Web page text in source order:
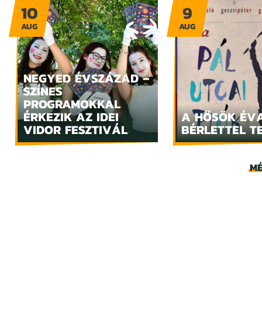
NEGYED ÉVSZÁZAD –
SZÍNES
PROGRAMOKKAL
ÉRKEZIK AZ IDEI
VIDOR FESZTIVÁL
10
AUG
A HŐSÖK
BÉRLETTEL
9
AUG